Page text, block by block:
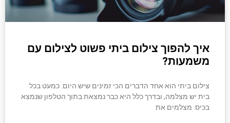
איך להפוך צילום ביתי פשוט לצילום עם
משמעות?
צילום ביתי הוא אחד הדברים הכי זמינים שיש היום. כמעט בכל
בית יש מצלמה, ובדרך כלל היא כבר נמצאת בתוך הטלפון שנמצא
בכיס. מצלמים את